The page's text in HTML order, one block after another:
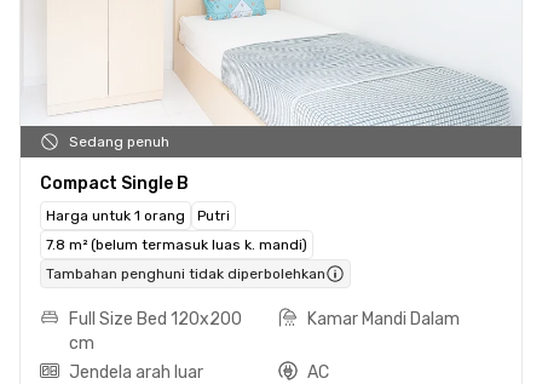
Sedang penuh
Compact Single B
Harga untuk 1 orang
Putri
7.8 m² (belum termasuk luas k. mandi)
Tambahan penghuni tidak diperbolehkan
Full Size Bed 120x200
cm
Kamar Mandi Dalam
Jendela arah luar
AC